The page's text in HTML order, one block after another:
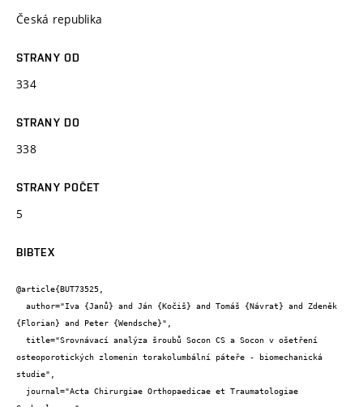
Česká republika
STRANY OD
334
STRANY DO
338
STRANY POČET
5
BIBTEX
@article{BUT73525,
{Florian} and Peter {Wendsche}",
osteoporotických zlomenin torakolumbální páteře - biomechanická
studie",